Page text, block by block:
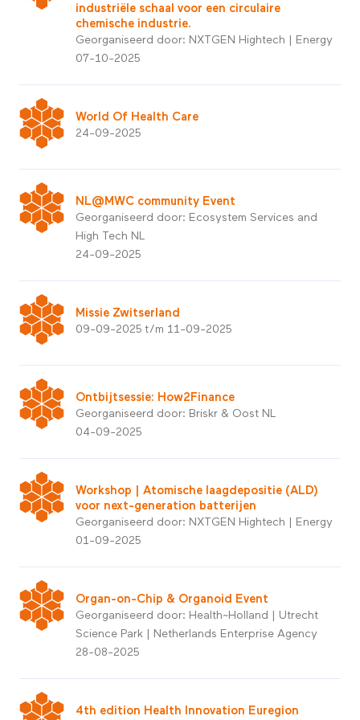
industriële schaal voor een circulaire
chemische industrie.
Georganiseerd door: NXTGEN Hightech | Energy
07-10-2025
World Of Health Care
24-09-2025
NL@MWC community Event
Georganiseerd door: Ecosystem Services and
High Tech NL
24-09-2025
Missie Zwitserland
09-09-2025 t/m 11-09-2025
Ontbijtsessie: How2Finance
Georganiseerd door: Briskr & Oost NL
04-09-2025
Workshop | Atomische laagdepositie (ALD)
voor next-generation batterijen
Georganiseerd door: NXTGEN Hightech | Energy
01-09-2025
Organ-on-Chip & Organoid Event
Georganiseerd door: Health~Holland | Utrecht
Science Park | Netherlands Enterprise Agency
28-08-2025
4th edition Health Innovation Euregion